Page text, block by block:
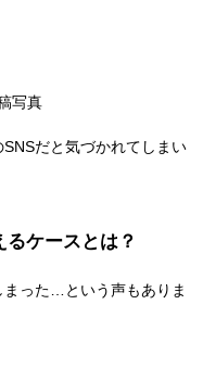
写真
だと気づかれてしまい
ケースとは？
まった…という声もありま